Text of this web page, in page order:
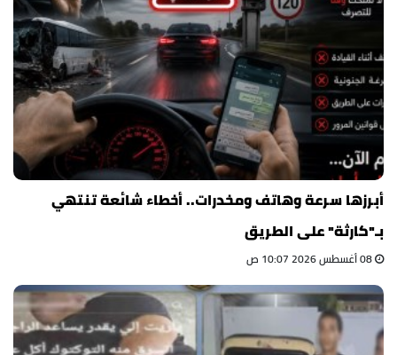
أبرزها سرعة وهاتف ومخدرات.. أخطاء شائعة تنتهي
بـ"كارثة" على الطريق